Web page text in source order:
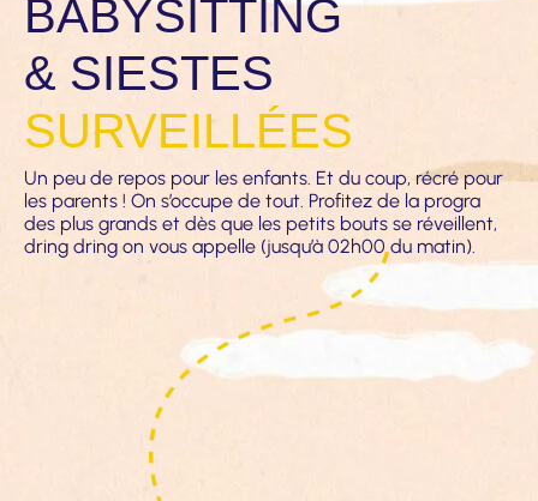
BABYSITTING
& SIESTES
SURVEILLÉES
Un peu de repos pour les enfants. Et du coup, récré pour
les parents ! On s’occupe de tout. Profitez de la progra
des plus grands et dès que les petits bouts se réveillent,
dring dring on vous appelle (jusqu’à 02h00 du matin).